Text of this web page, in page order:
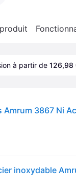
à partir de 126,98